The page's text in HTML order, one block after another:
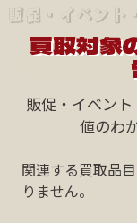
販促・イベント
買取対象
販促・イベン
値のわ
関連する買取品
りません。